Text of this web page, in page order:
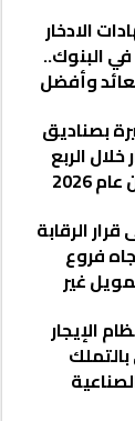
الادخار
البنوك..
وأفضل
بصناديق
خلال الربع
2026
الرقابة
فروع
غير
الإيجار